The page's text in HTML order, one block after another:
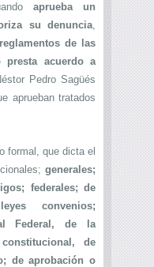
aprueba un
su denuncia,
de las
presta acuerdo a
Pedro Sagüés
aprueban tratados
formal, que dicta el
generales;
federales; de
convenios;
Federal, de la
de
de aprobación o